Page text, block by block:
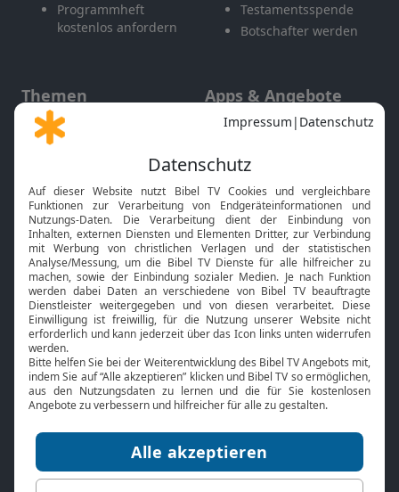
Programmheft
kostenlos anfordern
Testamentsspende
Botschafter werden
Themen
Gott und Bibel erklärt
Neuigkeiten
Apps & Angebote
Mobile App
Smart TV
HbbTV
Bibelthek Online-Bibel
Nächster Gottesdienst
Bibel TV
Über uns
Jobs
Mediadaten
Service
Kontakt
TV-Empfang